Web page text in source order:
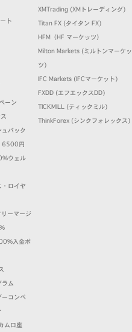
XMTrading (XMトレーディング)
Titan FX (タイタン FX)
HFM（HF マーケッツ）
Milton Markets (ミルトンマーケッ
ツ)
IFC Markets (IFCマーケット)
FXDD (エフエックスDD)
TICKMILL (ティックミル)
ThinkForex (シンクフォレックス)
ト
ーン
バック
6500円
ウェル
ロイヤ
ーマージ
入金ボ
ム
コンペ
ム口座